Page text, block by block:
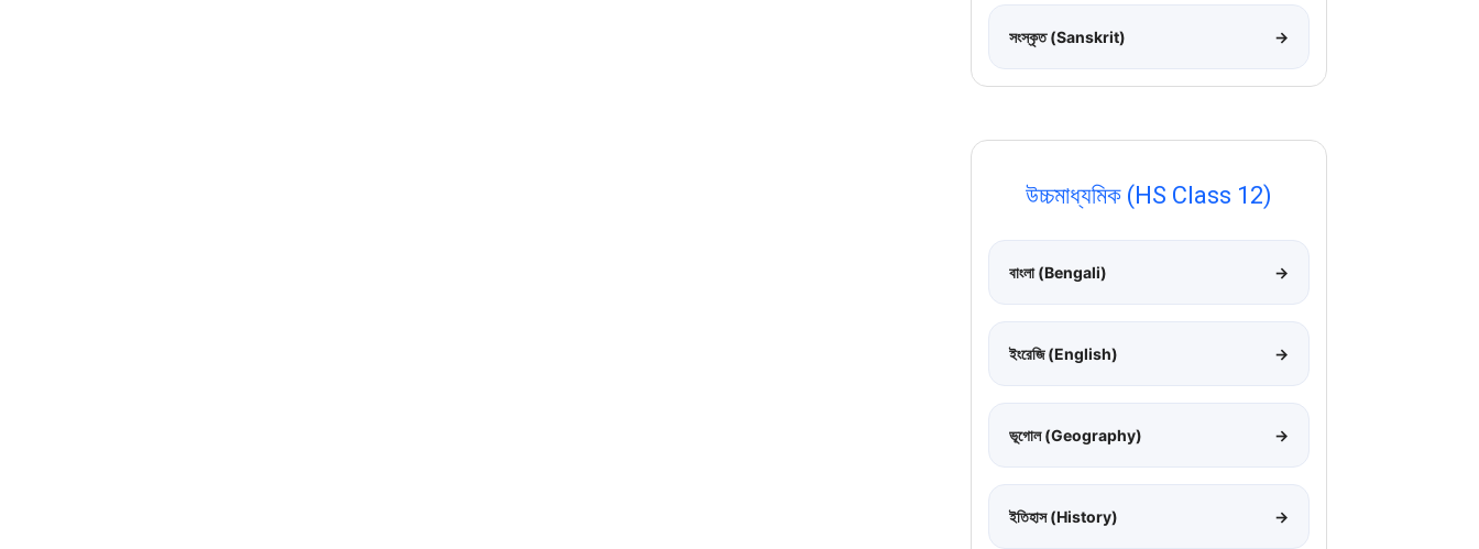
সংস্কৃত (Sanskrit) →
উচ্চমাধ্যমিক (HS Class 12)
বাংলা (Bengali) →
ইংরেজি (English) →
ভূগোল (Geography) →
ইতিহাস (History) →